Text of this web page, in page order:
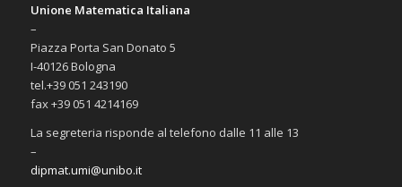
Unione Matematica Italiana
–
Piazza Porta San Donato 5
I-40126 Bologna
tel.+39 051 243190
fax +39 051 4214169
La segreteria risponde al telefono dalle 11 alle 13
–
dipmat.umi@unibo.it